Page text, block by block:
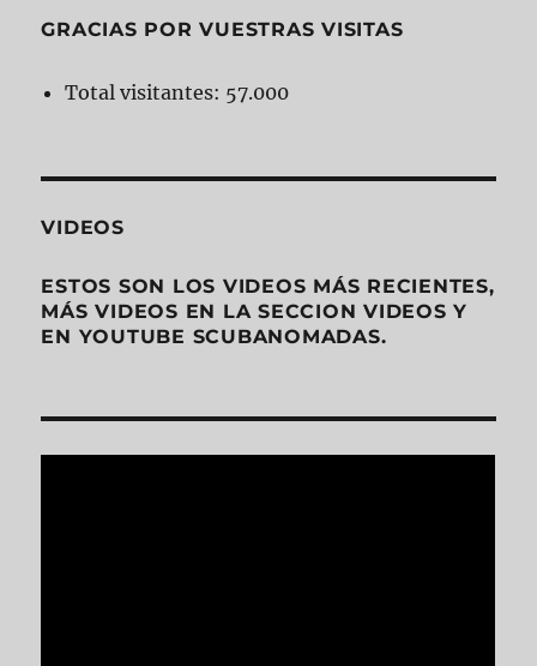
GRACIAS POR VUESTRAS VISITAS
Total visitantes: 57.000
VIDEOS
ESTOS SON LOS VIDEOS MÁS RECIENTES,
MÁS VIDEOS EN LA SECCION VIDEOS Y
EN YOUTUBE SCUBANOMADAS.